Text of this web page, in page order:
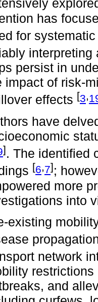
has
for
persist in
impact of risk-
effects [3,
have
]. The identified
[6,7];
more
into
existing
network
and